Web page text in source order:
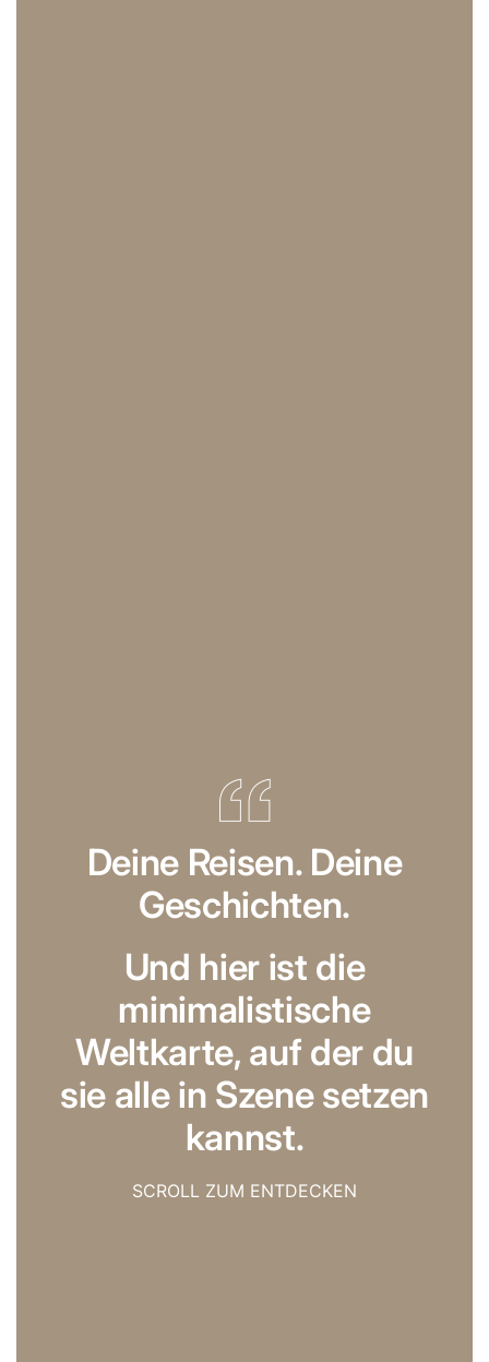
Deine Reisen. Deine
Geschichten.
Und hier ist die
minimalistische
Weltkarte, auf der du
sie alle in Szene setzen
kannst.
SCROLL ZUM ENTDECKEN